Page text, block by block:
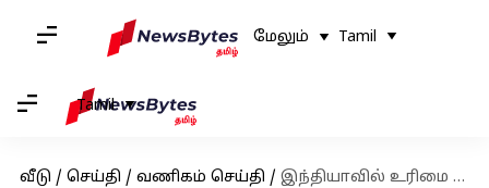
மேலும் Tamil
Tamil
வீடு / செய்தி / வணிகம் செய்தி / இந்தியாவில் உரிமை கோரப்படாத பங்குகளை எளிதாக பெற ஒருங்கிணைந்த போர்ட்டல் விரைவில் அறிமுகம் செய்கிறது IEPFA